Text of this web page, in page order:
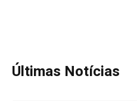
Últimas Notícias